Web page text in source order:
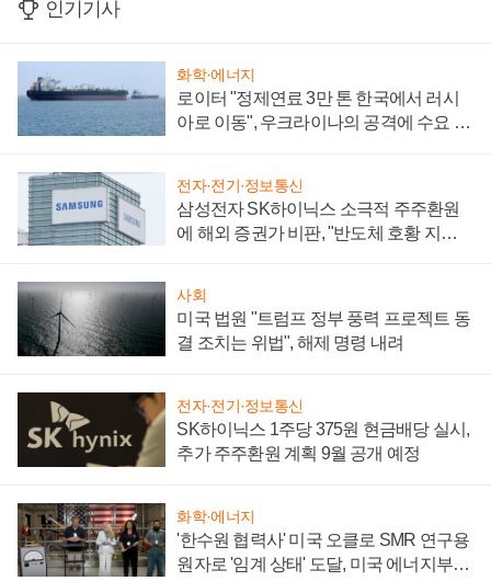
인기기사
화학·에너지
로이터 "정제연료 3만 톤 한국에서 러시
아로 이동", 우크라이나의 공격에 수요 늘
전자·전기·정보통신
삼성전자 SK하이닉스 소극적 주주환원
에 해외 증권가 비판, "반도체 호황 지속
사회
미국 법원 "트럼프 정부 풍력 프로젝트 동
결 조치는 위법", 해제 명령 내려
전자·전기·정보통신
SK하이닉스 1주당 375원 현금배당 실시,
추가 주주환원 계획 9월 공개 예정
화학·에너지
'한수원 협력사' 미국 오클로 SMR 연구용
원자로 '임계 상태' 도달, 미국 에너지부